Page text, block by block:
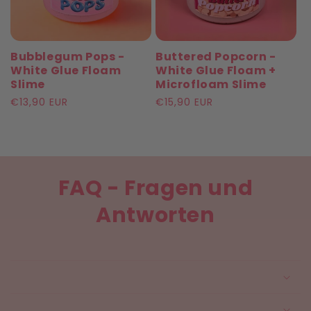
e
:
Bubblegum Pops -
White Glue Floam
Slime
Normaler
€13,90 EUR
Buttered Popcorn -
White Glue Floam +
Microfloam Slime
Normaler
€15,90 EUR
FAQ - Fragen und
Antworten